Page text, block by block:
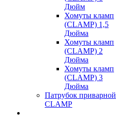
Дюйм
Хомуты кламп
(CLAMP) 1,5
Дюйма
Хомуты кламп
(CLAMP) 2
Дюйма
Хомуты кламп
(CLAMP) 3
Дюйма
Патрубок приварной
CLAMP